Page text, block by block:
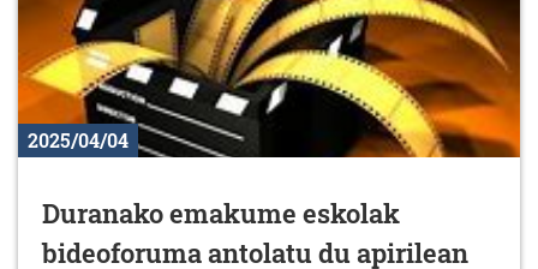
2025/04/04
Duranako emakume eskolak
bideoforuma antolatu du apirilean